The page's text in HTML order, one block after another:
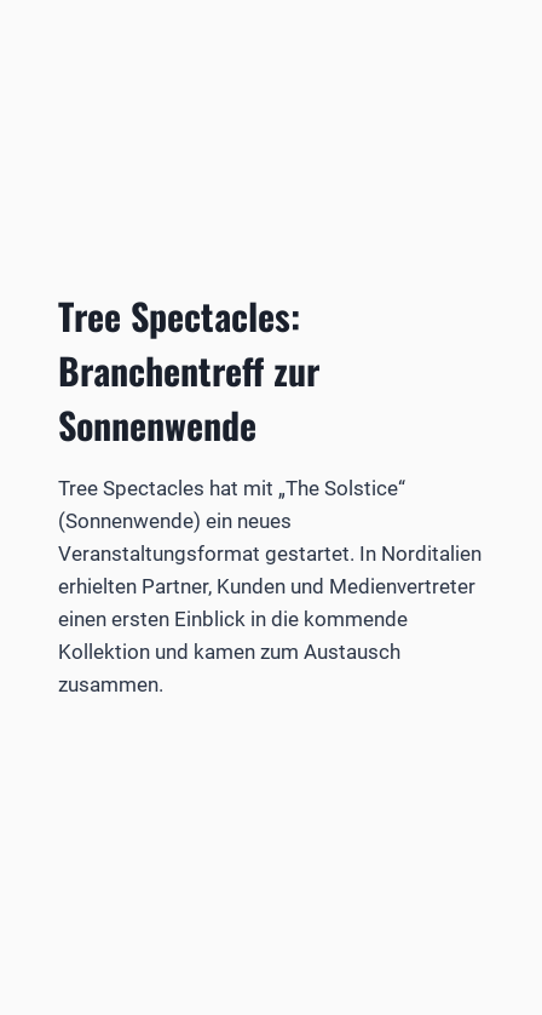
Tree Spectacles:
Branchentreff zur
Sonnenwende
Tree Spectacles hat mit „The Solstice“
(Sonnenwende) ein neues
Veranstaltungsformat gestartet. In Norditalien
erhielten Partner, Kunden und Medienvertreter
einen ersten Einblick in die kommende
Kollektion und kamen zum Austausch
zusammen.